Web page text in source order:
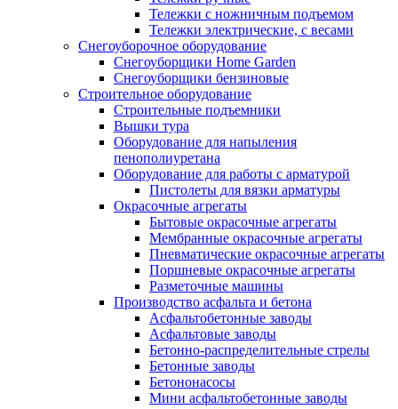
Тележки с ножничным подъемом
Тележки электрические, с весами
Снегоуборочное оборудование
Снегоуборщики Home Garden
Снегоуборщики бензиновые
Строительное оборудование
Cтроительные подъемники
Вышки тура
Оборудование для напыления
пенополиуретана
Оборудование для работы с арматурой
Пистолеты для вязки арматуры
Окрасочные агрегаты
Бытовые окрасочные агрегаты
Мембранные окрасочные агрегаты
Пневматические окрасочные агрегаты
Поршневые окрасочные агрегаты
Разметочные машины
Производство асфальта и бетона
Асфальтобетонные заводы
Асфальтовые заводы
Бетонно-распределительные стрелы
Бетонные заводы
Бетононасосы
Мини асфальтобетонные заводы